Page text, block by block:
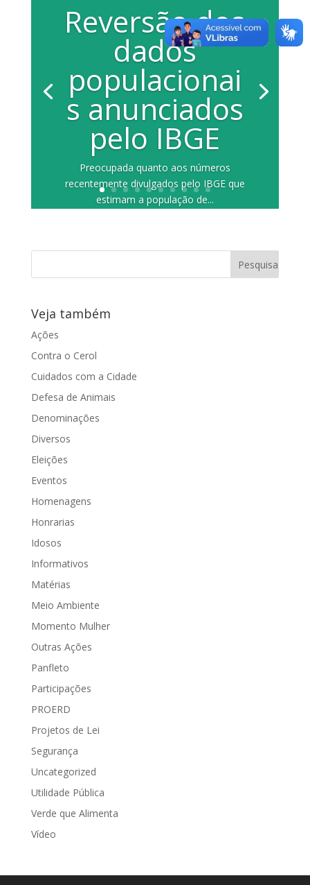
Reversão dos
dados
populacionai
s anunciados
pelo IBGE
Preocupada quanto aos números
recentemente divulgados pelo IBGE que
estimam a população de...
Veja também
Ações
Contra o Cerol
Cuidados com a Cidade
Defesa de Animais
Denominações
Diversos
Eleições
Eventos
Homenagens
Honrarias
Idosos
Informativos
Matérias
Meio Ambiente
Momento Mulher
Outras Ações
Panfleto
Participações
PROERD
Projetos de Lei
Segurança
Uncategorized
Utilidade Pública
Verde que Alimenta
Vídeo